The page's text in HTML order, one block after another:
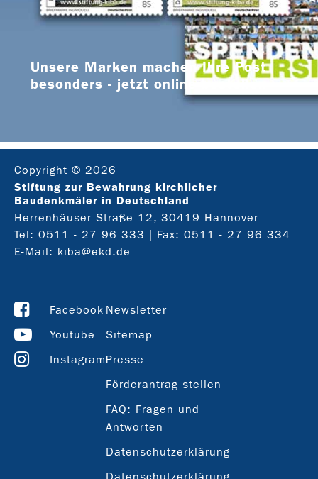
Unsere Marken machen Ihre Post
besonders - jetzt online bestellen
Copyright © 2026
Stiftung zur Bewahrung kirchlicher
Baudenkmäler in Deutschland
Herrenhäuser Straße 12, 30419 Hannover
Tel: 0511 - 27 96 333 | Fax: 0511 - 27 96 334
E-Mail: kiba@ekd.de
Facebook
Youtube
Instagram
Newsletter
Sitemap
Presse
Förderantrag stellen
FAQ: Fragen und
Antworten
Datenschutzerklärung